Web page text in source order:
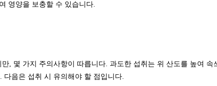
영양을 보충할 수 있습니다.
, 몇 가지 주의사항이 따릅니다. 과도한 섭취는 위 산도를 높여
음은 섭취 시 유의해야 할 점입니다.